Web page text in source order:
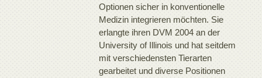
Optionen sicher in konventionelle
Medizin integrieren möchten. Sie
erlangte ihren DVM 2004 an der
University of Illinois und hat seitdem
mit verschiedensten Tierarten
gearbeitet und diverse Positionen